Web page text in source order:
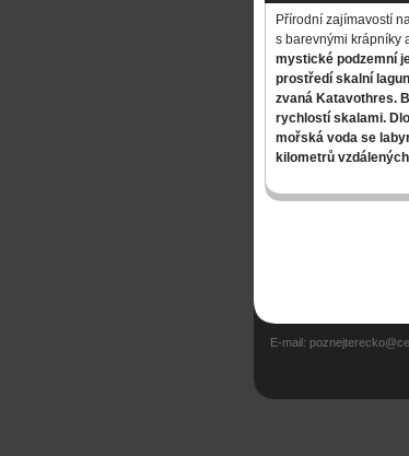
Přírodní zajímavostí
s barevnými krápníky
mystické podzemní
prostředí skalní
zvaná Katavothres.
rychlostí skalami.
mořská voda se l
kilometrů
E-mail: